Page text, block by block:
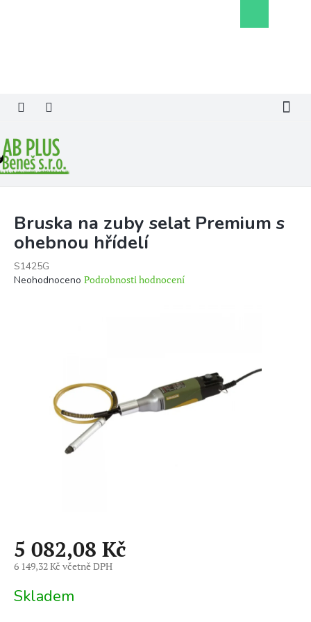
košík
Bruska na zuby selat Premium s
ohebnou hřídelí
S1425G
Průměrné
Neohodnoceno Podrobnosti hodnocení
5 082,08 Kč
6 149,32 Kč včetně DPH
cena:
Skladem